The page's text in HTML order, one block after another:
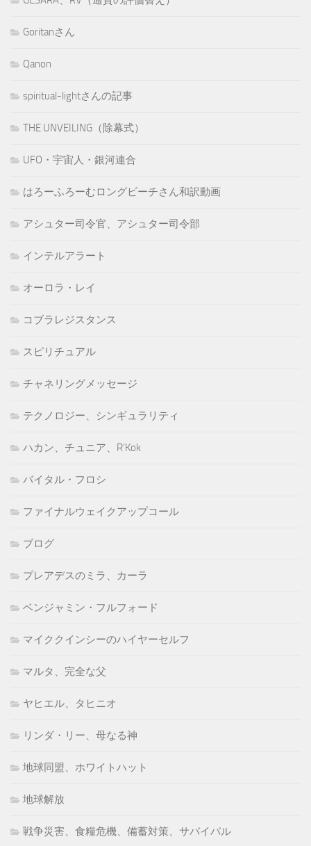
Goritanさん
Qanon
spiritual-lightさんの記事
THE UNVEILING（除幕式）
UFO・宇宙人・銀河連合
はろーふろーむロングビーチさん和訳動画
アシュター司令官、アシュター司令部
インテルアラート
オーロラ・レイ
コブラレジスタンス
スピリチュアル
チャネリングメッセージ
テクノロジー、シンギュラリティ
ハカン、チュニア、R'Kok
バイタル・フロシ
ファイナルウェイクアップコール
ブログ
プレアデスのミラ、カーラ
ベンジャミン・フルフォード
マイククインシーのハイヤーセルフ
マルタ、完全な父
ヤヒエル、タヒニオ
リンダ・リー、母なる神
地球同盟、ホワイトハット
地球解放
戦争災害、食糧危機、備蓄対策、サバイバル